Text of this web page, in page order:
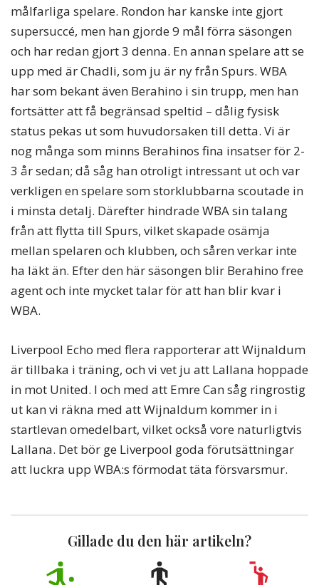
målfarliga spelare. Rondon har kanske inte gjort
supersuccé, men han gjorde 9 mål förra säsongen
och har redan gjort 3 denna. En annan spelare att se
upp med är Chadli, som ju är ny från Spurs. WBA
har som bekant även Berahino i sin trupp, men han
fortsätter att få begränsad speltid – dålig fysisk
status pekas ut som huvudorsaken till detta. Vi är
nog många som minns Berahinos fina insatser för 2-
3 år sedan; då såg han otroligt intressant ut och var
verkligen en spelare som storklubbarna scoutade in
i minsta detalj. Därefter hindrade WBA sin talang
från att flytta till Spurs, vilket skapade osämja
mellan spelaren och klubben, och såren verkar inte
ha läkt än. Efter den här säsongen blir Berahino free
agent och inte mycket talar för att han blir kvar i
WBA.
Liverpool Echo med flera rapporterar att Wijnaldum
är tillbaka i träning, och vi vet ju att Lallana hoppade
in mot United. I och med att Emre Can såg ringrostig
ut kan vi räkna med att Wijnaldum kommer in i
startlevan omedelbart, vilket också vore naturligtvis
Lallana. Det bör ge Liverpool goda förutsättningar
att luckra upp WBA:s förmodat täta försvarsmur.
Gillade du den här artikeln?